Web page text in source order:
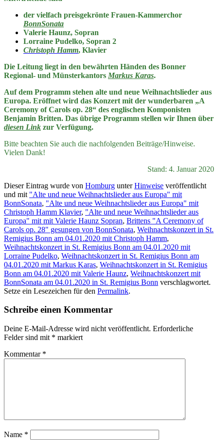
der vielfach preisgekrönte Frauen-Kammerchor
BonnSonata
Valerie Haunz, Sopran
Lorraine Pudelko, Sopran 2
Christoph Hamm, Klavier
Die Leitung liegt in den bewährten Händen des Bonner
Regional- und Münsterkantors Markus Karas.
Auf dem Programm stehen alte und neue Weihnachtslieder aus
Europa. Eröffnet wird das Konzert mit der wunderbaren „A
Ceremony of Carols op. 28“ des englischen Komponisten
Benjamin Britten. Das übrige Programm stellen wir Ihnen über
diesen Link zur Verfügung.
Bitte beachten Sie auch die nachfolgenden Beiträge/Hinweise.
Vielen Dank!
Stand: 4. Januar 2020
Dieser Eintrag wurde von Homburg unterHinweise veröffentlicht
und mit "Alte und neue Weihnachtslieder aus Europa" mit
BonnSonata, "Alte und neue Weihnachtslieder aus Europa" mit
Christoph Hamm Klavier, "Alte und neue Weihnachtslieder aus
Europa" mit mit Valerie Haunz Sopran, Brittens "A Ceremony of
Carols op. 28" gesungen von BonnSonata, Weihnachtskonzert in St.
Remigius Bonn am 04.01.2020 mit Christoph Hamm,
Weihnachtskonzert in St. Remigius Bonn am 04.01.2020 mit
Lorraine Pudelko, Weihnachtskonzert in St. Remigius Bonn am
04.01.2020 mit Markus Karas, Weihnachtskonzert in St. Remigius
Bonn am 04.01.2020 mit Valerie Haunz, Weihnachtskonzert mit
BonnSonata am 04.01.2020 in St. Remigius Bonn verschlagwortet.
Setze ein Lesezeichen für den Permalink.
Schreibe einen Kommentar
Deine E-Mail-Adresse wird nicht veröffentlicht. Erforderliche
Felder sind mit * markiert
Kommentar *
Name *